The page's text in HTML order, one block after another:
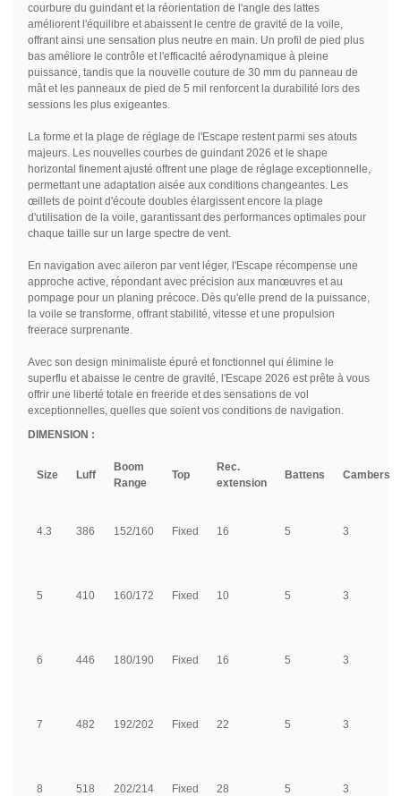
courbure du guindant et la réorientation de l'angle des lattes
améliorent l'équilibre et abaissent le centre de gravité de la voile,
offrant ainsi une sensation plus neutre en main. Un profil de pied plus
bas améliore le contrôle et l'efficacité aérodynamique à pleine
puissance, tandis que la nouvelle couture de 30 mm du panneau de
mât et les panneaux de pied de 5 mil renforcent la durabilité lors des
sessions les plus exigeantes.
La forme et la plage de réglage de l'Escape restent parmi ses atouts
majeurs. Les nouvelles courbes de guindant 2026 et le shape
horizontal finement ajusté offrent une plage de réglage exceptionnelle,
permettant une adaptation aisée aux conditions changeantes. Les
œillets de point d'écoute doubles élargissent encore la plage
d'utilisation de la voile, garantissant des performances optimales pour
chaque taille sur un large spectre de vent.
En navigation avec aileron par vent léger, l'Escape récompense une
approche active, répondant avec précision aux manœuvres et au
pompage pour un planing précoce. Dès qu'elle prend de la puissance,
la voile se transforme, offrant stabilité, vitesse et une propulsion
freerace surprenante.
Avec son design minimaliste épuré et fonctionnel qui élimine le
superflu et abaisse le centre de gravité, l'Escape 2026 est prête à vous
offrir une liberté totale en freeride et des sensations de vol
exceptionnelles, quelles que soient vos conditions de navigation.
DIMENSION :
Size Luff
Boom
Range
Top
Rec.
extension
Battens Cambers
4.3 386 152/160 Fixed 16 5 3
5 410 160/172 Fixed 10 5 3
6 446 180/190 Fixed 16 5 3
7 482 192/202 Fixed 22 5 3
8 518 202/214 Fixed 28 5 3